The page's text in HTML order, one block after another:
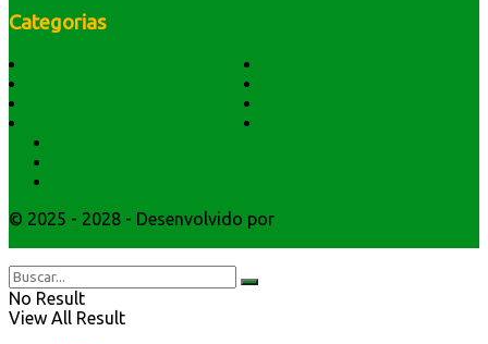
Categorias
© 2025 - 2028 - Desenvolvido por
No Result
View All Result